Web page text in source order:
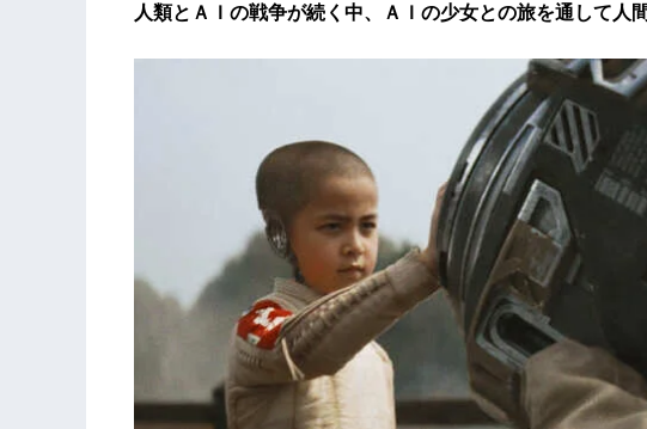
人類とＡＩの戦争が続く中、ＡＩの少女との旅を通して人